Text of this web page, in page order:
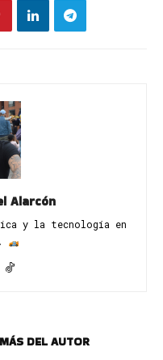
Alarcón
y la tecnología en
MÁS DEL AUTOR